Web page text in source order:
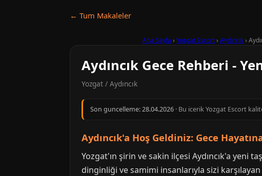
← Tum Makaleler
Ana Sayfa › Yozgat Escort› Aydıncık›
Aydıncık Gece Rehberi -
Yozgat / Aydıncık
Son guncelleme:28.04.2026 · Bu icerik Yozgat Escort
Aydıncık'a Hoş Geldiniz: Gece
Yozgat'ın şirin ve sakin ilçesi Aydıncık'a yeni
dinginliği ve samimi insanlarıyla sizi